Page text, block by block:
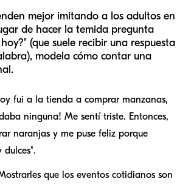
mejor imitando a los adultos en
de hacer la temida pregunta
(que suele recibir una respuesta
modela cómo contar una
fui a la tienda a comprar manzanas,
ninguna! Me sentí triste. Entonces,
naranjas y me puse feliz porque
dulces".
que los eventos cotidianos son